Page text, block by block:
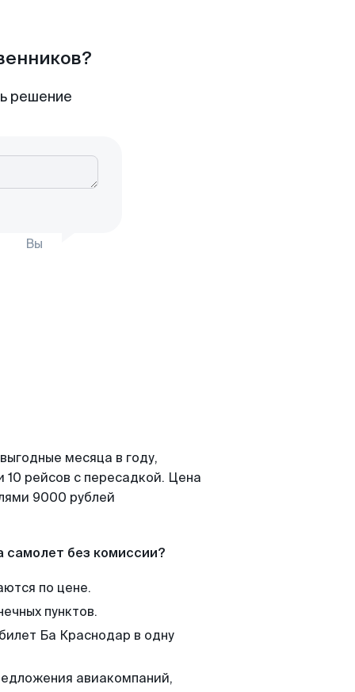
решение
Вы
месяца в году,
рейсов с пересадкой. Цена
9000 рублей
самолет без комиссии?
по цене.
пунктов.
Ба Краснодар в одну
авиакомпаний,